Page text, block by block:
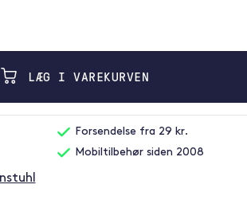
LÆG I VAREKURVEN
Forsendelse fra 29 kr.
Mobiltilbehør siden 2008